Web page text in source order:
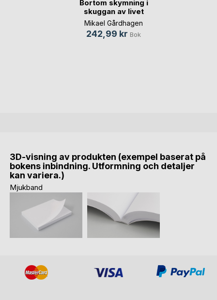
Bortom skymning i
skuggan av livet
Mikael Gårdhagen
242,99 kr Bok
3D-visning av produkten (exempel baserat på
bokens inbindning. Utformning och detaljer
kan variera.)
Mjukband